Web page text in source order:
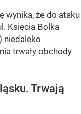
wynika, że do ataku
Księcia Bolka
niedaleko
trwały obchody
Trwają